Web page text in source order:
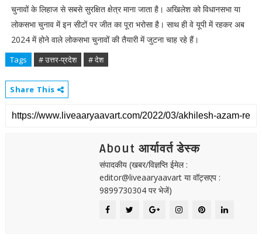
चुनावों के लिहाज से सबसे सुरक्षित क्षेत्र माना जाता है। अखिलेश को विधानसभा या
लोकसभा चुनाव में इन सीटों पर जीत का पूरा भरोसा है। साथ ही वे यूपी में रहकर अब
2024 में होने वाले लोकसभा चुनावों की तैयारी में जुटना चाह रहे हैं।
Tags # उत्तर-प्रदेश # देश
Share This
About आर्यावर्त डेस्क
संपादकीय (खबर/विज्ञप्ति ईमेल :
editor@liveaaryaavart या वॉट्सएप :
9899730304 पर भेजें)